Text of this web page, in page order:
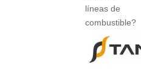
líneas de
combustible?